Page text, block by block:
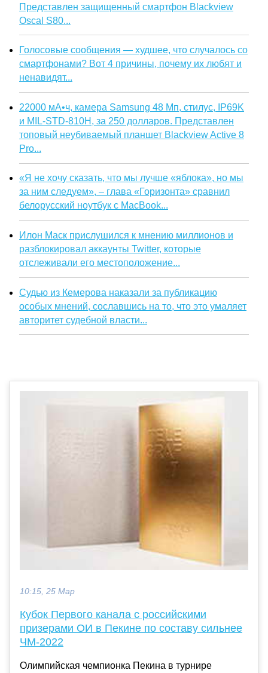
Представлен защищенный смартфон Blackview
Oscal S80...
Голосовые сообщения — худшее, что случалось со
смартфонами? Вот 4 причины, почему их любят и
ненавидят...
22000 мА•ч, камера Samsung 48 Мп, стилус, IP69K
и MIL-STD-810H, за 250 долларов. Представлен
топовый неубиваемый планшет Blackview Active 8
Pro...
«Я не хочу сказать, что мы лучше «яблока», но мы
за ним следуем», – глава «Горизонта» сравнил
белорусский ноутбук с MacBook...
Илон Маск прислушился к мнению миллионов и
разблокировал аккаунты Twitter, которые
отслеживали его местоположение...
Судью из Кемерова наказали за публикацию
особых мнений, сославшись на то, что это умаляет
авторитет судебной власти...
10:15, 25 Мар
Кубок Первого канала с российскими
призерами ОИ в Пекине по составу сильнее
ЧМ-2022
Олимпийская чемпионка Пекина в турнире